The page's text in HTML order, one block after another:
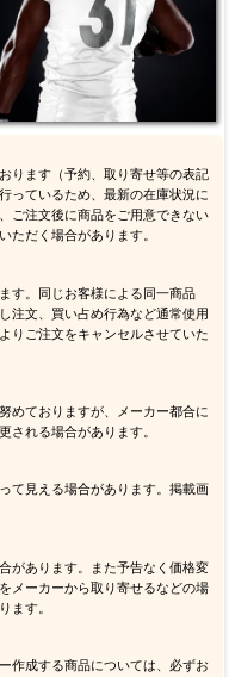
ります（予約、取り寄せ等の表記
っているため、最新の在庫状況に
ご注文後に商品をご用意できない
ただく場合があります。
す。同じお客様による同一商品
注文、買い占め行為など通常使用
りご注文をキャンセルさせていた
めておりますが、メーカー都合に
される場合があります。
て見える場合があります。掲載画
があります。また予告なく価格変
メーカーから取り寄せるなどの場
ます。
作成する商品については、必ずお